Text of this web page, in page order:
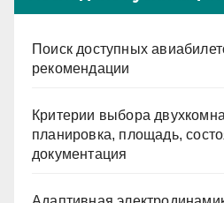
Поиск доступных
рекомендации
Критерии выбора
планировка, площадь,
документация